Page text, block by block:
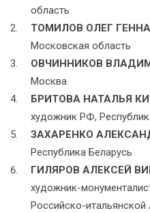
область
ТОМИЛОВ ОЛЕГ
Московская область
ОВЧИННИКОВ
Москва
БРИТОВА НАТАЛЬЯ
художник РФ,
ЗАХАРЕНКО
Республика Беларусь
ГИЛЯРОВ АЛЕКСЕЙ
художник-
Российско-